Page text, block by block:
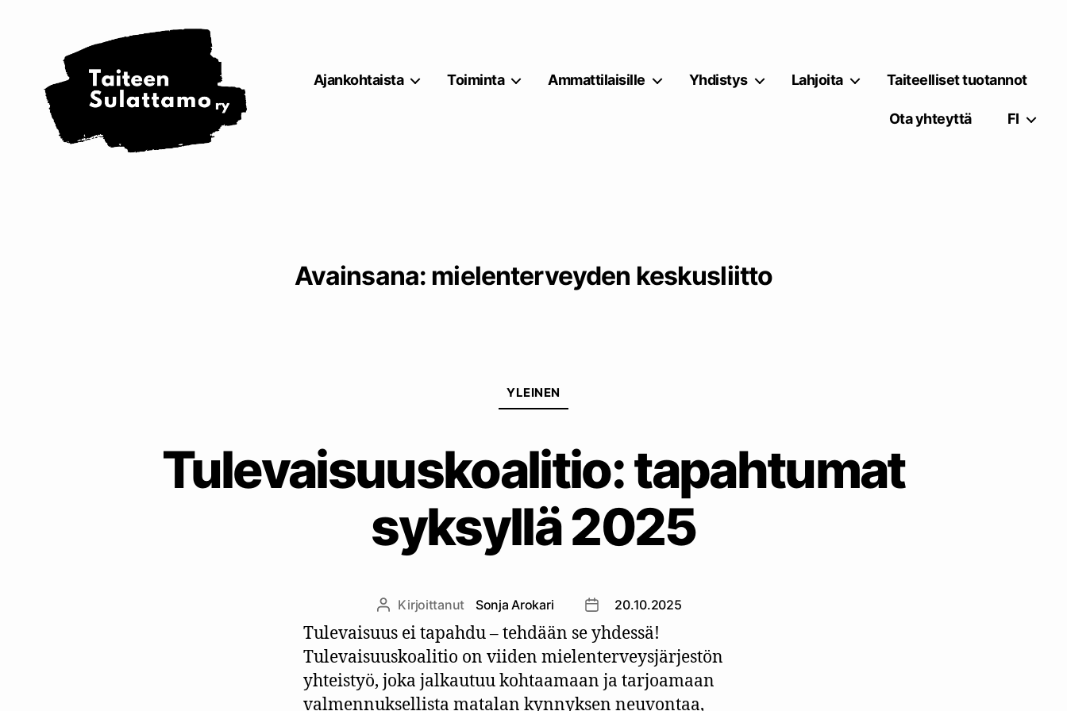
Ajankohtaista
Toiminta Ammattilaisille Yhdistys Lahjoita Taiteelliset tuotannot
Ota yhteyttä FI
Avainsana: mielenterveyden keskusliitto
YLEINEN
Tulevaisuuskoalitio: tapahtumat
syksyllä 2025
Kirjoittaja
Kirjoittanut Sonja Arokari Julkaisupäivämäärä
20.10.2025
Tulevaisuus ei tapahdu – tehdään se yhdessä!
Tulevaisuuskoalitio on viiden mielenterveysjärjestön
yhteistyö, joka jalkautuu kohtaamaan ja tarjoamaan
valmennuksellista matalan kynnyksen neuvontaa,